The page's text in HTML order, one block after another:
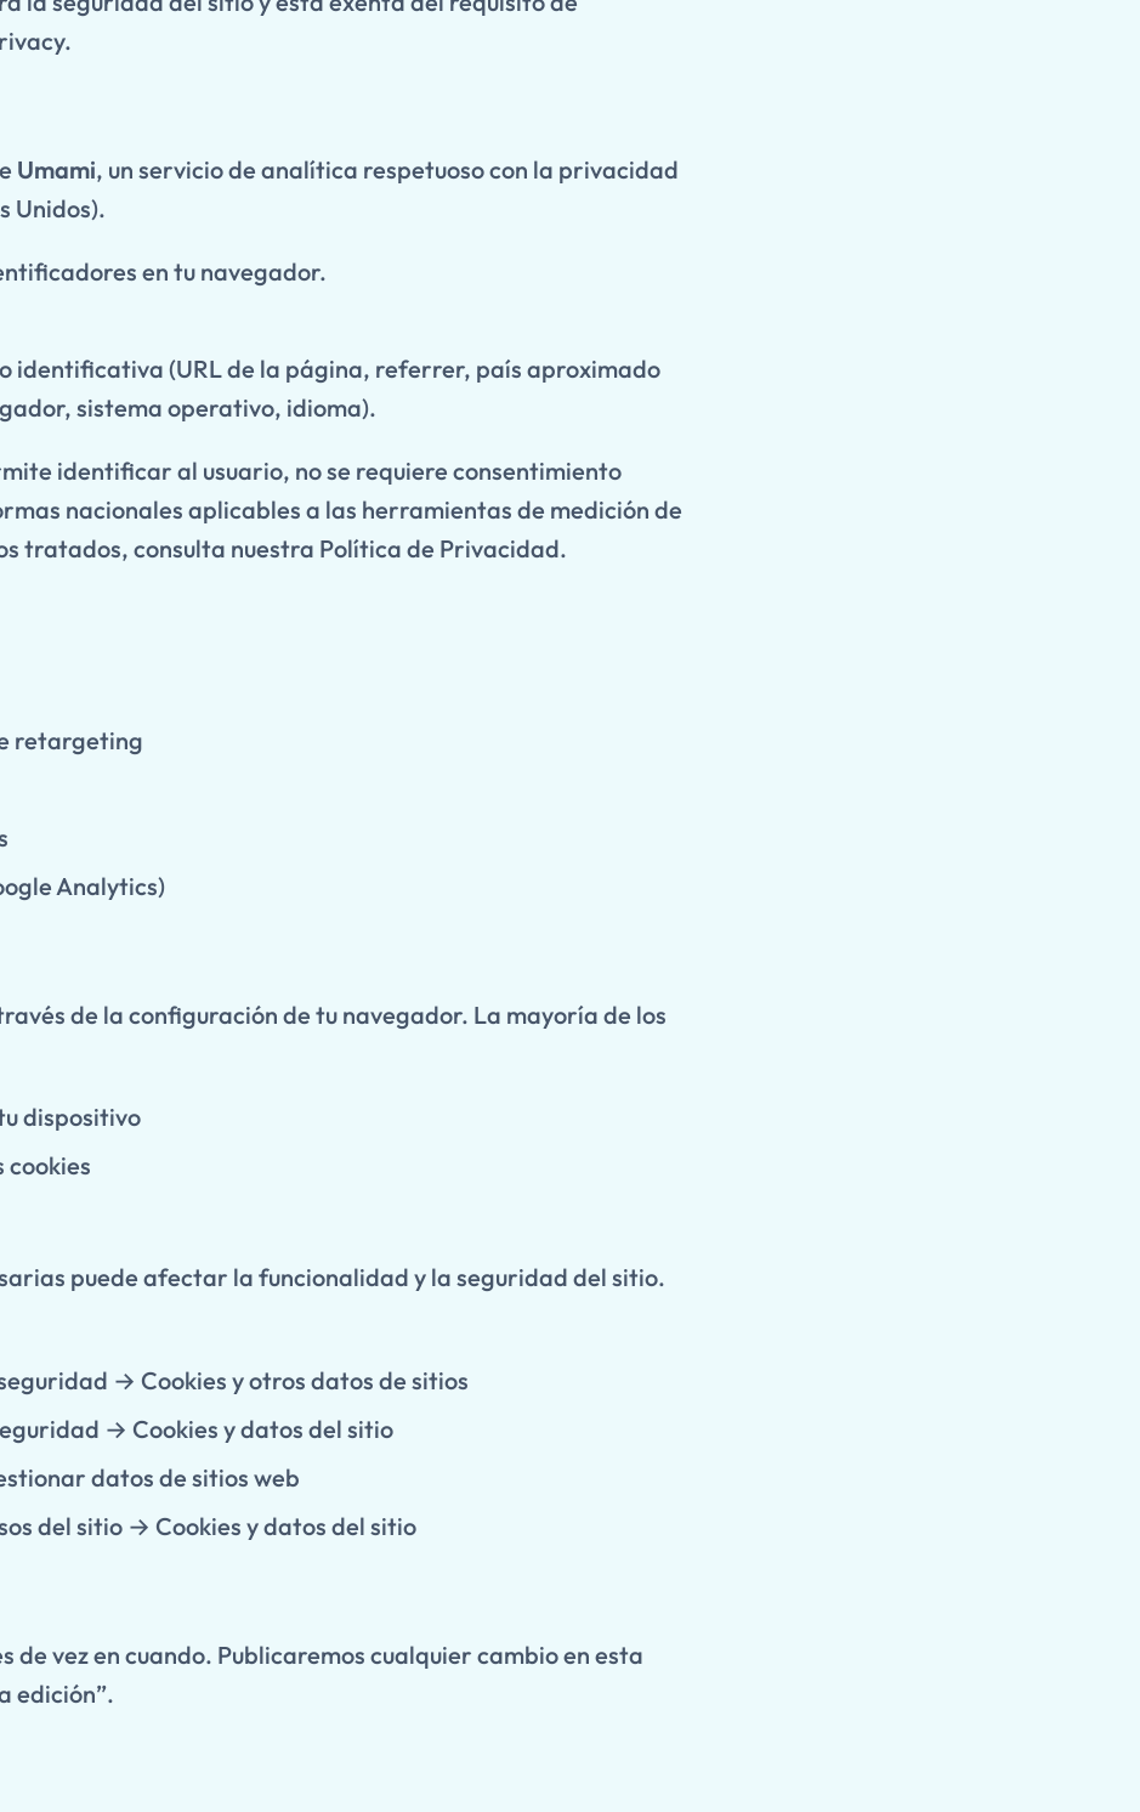
Umami, un servicio de analítica respetuoso con la privacidad
Unidos).
en tu navegador.
identificativa (URL de la página, referrer, país aproximado
sistema operativo, idioma).
identificar al usuario, no se requiere consentimiento
nacionales aplicables a las herramientas de medición de
tratados, consulta nuestra Política de Privacidad.
retargeting
Analytics)
de la configuración de tu navegador. La mayoría de los
dispositivo
cookies
puede afectar la funcionalidad y la seguridad del sitio.
→ Cookies y otros datos de sitios
→ Cookies y datos del sitio
datos de sitios web
del sitio → Cookies y datos del sitio
vez en cuando. Publicaremos cualquier cambio en esta
edición”.